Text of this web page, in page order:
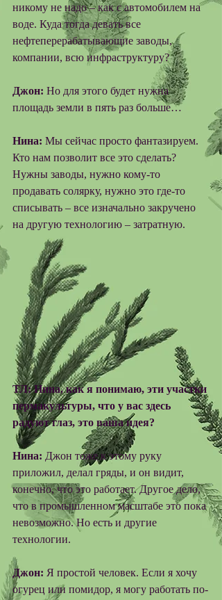
никому не надо – как с автомобилем на
воде. Куда тогда девать все
нефтеперерабатывающие заводы,
компании, всю инфраструктуру?
Джон: Но для этого будет нужна
площадь земли в пять раз больше…
Нина: Мы сейчас просто фантазируем.
Кто нам позволит все это сделать?
Нужны заводы, нужно кому-то
продавать солярку, нужно это где-то
списывать – все изначально закручено
на другую технологию – затратную.
ТЛ: Нина, как я понимаю, эти участки
пермакультуры, что у вас здесь
радуют глаз, это ваша идея?
Нина: Джон тоже к этому руку
приложил, делал гряды, и он видит,
конечно, что это работает. Другое дело,
что в промышленном масштабе это пока
невозможно. Но есть и другие
технологии.
Джон: Я простой человек. Если я хочу
огурец или помидор, я могу работать по-